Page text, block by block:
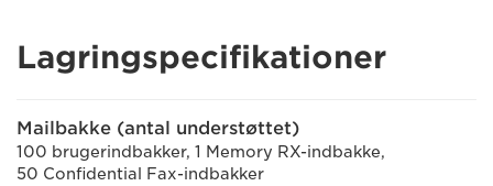
Lagringspecifikationer
Mailbakke (antal understøttet)
100 brugerindbakker, 1 Memory RX-indbakke,
50 Confidential Fax-indbakker